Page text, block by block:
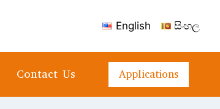
English සිංහල
Contact Us Applications